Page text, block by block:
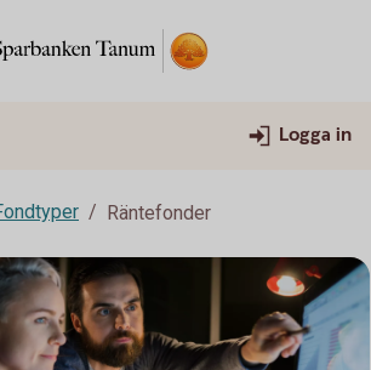
Logga in
Räntefonder